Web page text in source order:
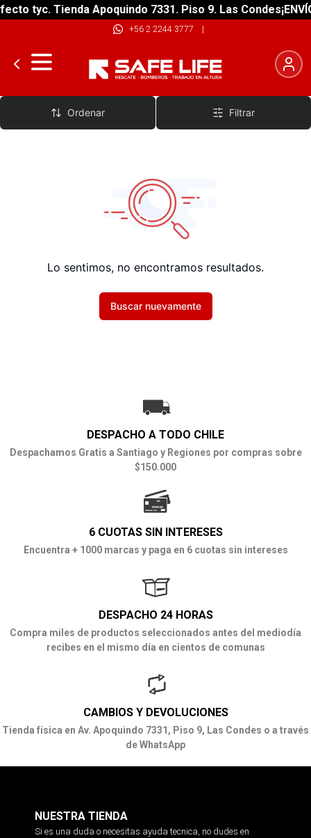
tyc. Tienda Apoquindo 7331. Piso 9. Las Condes
+56 2 2244 3777 |
Sujetador Casco De Mochila
Ordenar Filtrar
Lo sentimos, no encontramos resultados.
Buscar nuevamente
DESPACHO A TODO CHILE
Despachamos Gratis a Santiago y Regiones por compras sobre
$150.000
6 CUOTAS SIN INTERESES
Encuentra + 1000 marcas y paga en 6 cuotas sin intereses
DESPACHO 24 HORAS
Compra miles de productos seleccionados antes del mediodía
recibes en el mismo día en cientos de comunas
CAMBIOS Y DEVOLUCIONES
Tienda física en Av. Apoquindo 7331, Piso 9, Las Condes o a través
de WhatsApp
NUESTRA TIENDA
Si es una duda o necesitas ayuda tecnica, no dudes en